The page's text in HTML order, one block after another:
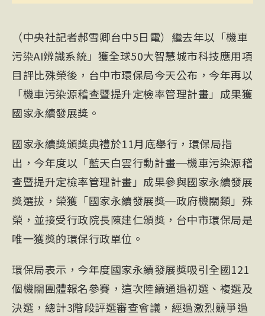
（中央社記者郝雪卿台中5日電）繼去年以「機車
污染AI辨識系統」獲全球50大智慧城市科技應用項
目評比殊榮後，台中市環保局今天公布，今年再以
「機車污染源稽查暨提升定檢率管理計畫」成果獲
國家永續發展獎。
國家永續獎頒獎典禮於11月底舉行，環保局指
出，今年度以「藍天白雲行動計畫─機車污染源稽
查暨提升定檢率管理計畫」成果參與國家永續發展
獎選拔，榮獲「國家永續發展獎─政府機關類」殊
榮，並接受行政院長陳建仁頒獎，台中市環保局是
唯一獲獎的環保行政單位。
環保局表示，今年度國家永續發展獎吸引全國121
個機關團體報名參賽，這次陸續通過初選、複選及
決選，總計3階段評選審查會議，經過激烈競爭過